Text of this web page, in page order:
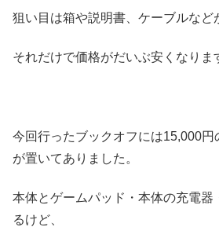
狙い目は箱や説明書、ケーブルなど
それだけで価格がだいぶ安くなりま
今回行ったブックオフには15,000円
が置いてありました。
本体とゲームパッド・本体の充電器
るけど、